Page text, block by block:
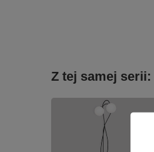
Z tej samej serii: